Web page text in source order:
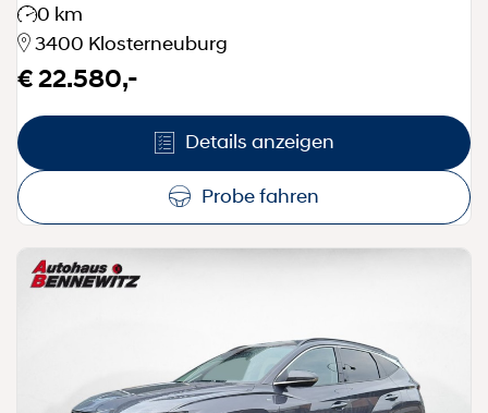
0 km
3400 Klosterneuburg
€ 22.580,-
Details anzeigen
Probe fahren